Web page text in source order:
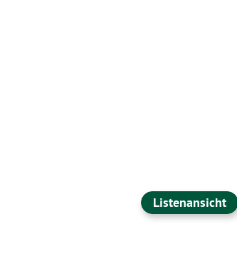
Listenansicht